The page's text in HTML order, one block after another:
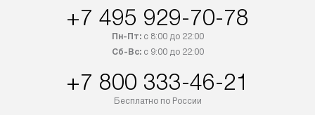
регионы осуществляется через
100% предоплаты наша компания
до представительства
транспортной компании в городе
Стоимость
обеспечивают
+7 495 929-70-78
Пн-Пт:с 8:00 до 22:00
Сб-Вс:с 9:00 до 22:00
+7 800 333-46-21
Бесплатно по России